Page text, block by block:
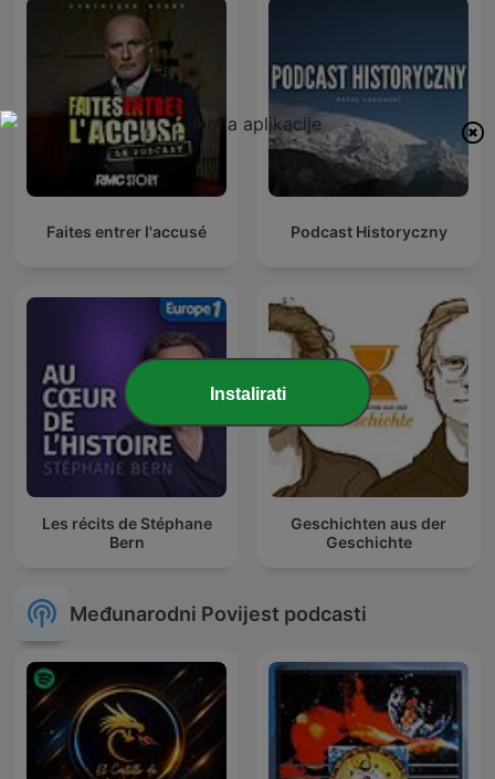
Faites entrer l'accusé Podcast Historyczny
Les récits de Stéphane
Bern
Geschichten aus der
Geschichte
Međunarodni Povijest podcasti
Instalirati